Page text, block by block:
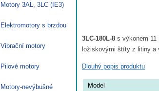
3LC-180L-8 s výkonem 11
ložiskovými štíty z litiny a
Dlouhý popis produktu
Model
Motory 3AL, 3LC (IE3)
Elektromotory s brzdou
Vibrační motory
Pilové motory
Motory-nevýbušné